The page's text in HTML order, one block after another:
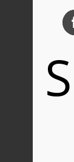
S